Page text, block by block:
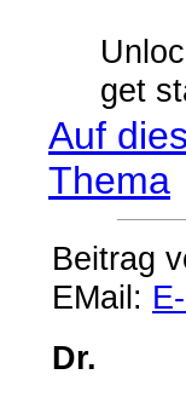
get
Auf
Thema
Beitrag
EMail:
Dr.